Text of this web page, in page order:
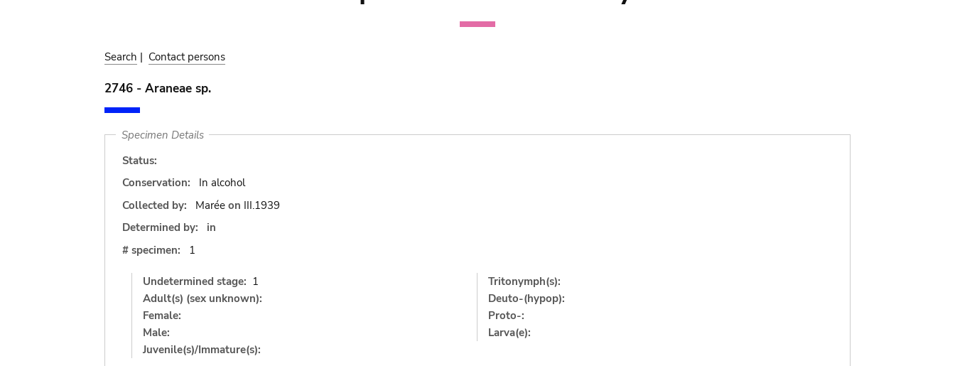
Search | Contact persons
2746 - Araneae sp.
Specimen Details
Status:
Conservation:
In alcohol
Collected by:
Marée on III.1939
Determined by:
in
# specimen:
1
Undetermined stage: 1
Adult(s) (sex unknown):
Female:
Male:
Juvenile(s)/Immature(s):
Tritonymph(s):
Deuto-(hypop):
Proto-:
Larva(e):